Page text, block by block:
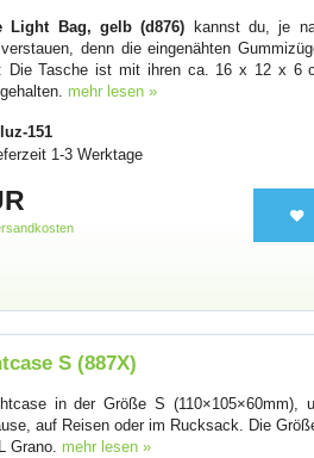
Light Bag, gelb (d876) kannst du, je
denn die eingenähten
Die Tasche ist mit ihren ca. 16 x 12 x 6
mehr lesen »
luz-151
1-3 Werktage
S (887X)
in der Größe S (110×105×60mm),
auf Reisen oder im Rucksack. Die
Grano. mehr lesen »